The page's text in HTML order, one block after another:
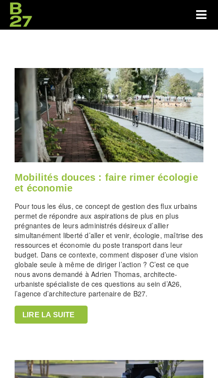
Mobilités douces : faire rimer écologie
et économie
Pour tous les élus, ce concept de gestion des flux urbains
permet de répondre aux aspirations de plus en plus
prégnantes de leurs administrés désireux d’allier
simultanément liberté d’aller et venir, écologie, maîtrise des
ressources et économie du poste transport dans leur
budget. Dans ce contexte, comment disposer d’une vision
globale seule à même de diriger l’action ? C’est ce que
nous avons demandé à Adrien Thomas, architecte-
urbaniste spécialiste de ces questions au sein d’A26,
l’agence d’architecture partenaire de B27.
LIRE LA SUITE